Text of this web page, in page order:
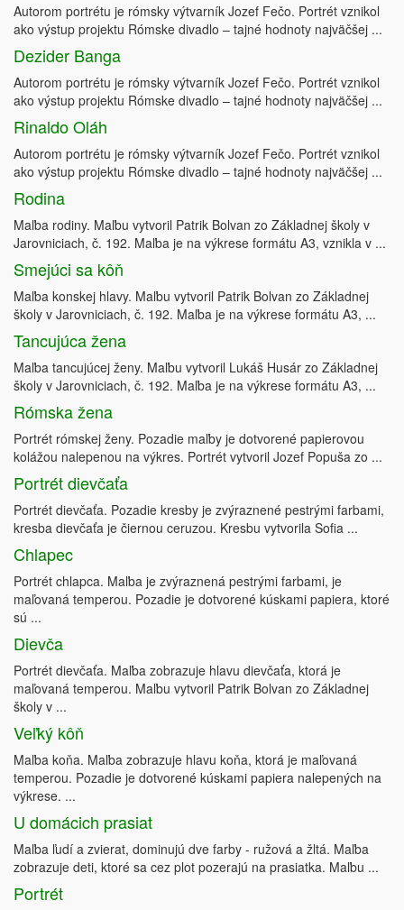
Autorom portrétu je rómsky výtvarník Jozef Fečo. Portrét vznikol
ako výstup projektu Rómske divadlo – tajné hodnoty najväčšej ...
Dezider Banga
Autorom portrétu je rómsky výtvarník Jozef Fečo. Portrét vznikol
ako výstup projektu Rómske divadlo – tajné hodnoty najväčšej ...
Rinaldo Oláh
Autorom portrétu je rómsky výtvarník Jozef Fečo. Portrét vznikol
ako výstup projektu Rómske divadlo – tajné hodnoty najväčšej ...
Rodina
Maľba rodiny. Maľbu vytvoril Patrik Bolvan zo Základnej školy v
Jarovniciach, č. 192. Maľba je na výkrese formátu A3, vznikla v ...
Smejúci sa kôň
Maľba konskej hlavy. Maľbu vytvoril Patrik Bolvan zo Základnej
školy v Jarovniciach, č. 192. Maľba je na výkrese formátu A3, ...
Tancujúca žena
Maľba tancujúcej ženy. Maľbu vytvoril Lukáš Husár zo Základnej
školy v Jarovniciach, č. 192. Maľba je na výkrese formátu A3, ...
Rómska žena
Portrét rómskej ženy. Pozadie maľby je dotvorené papierovou
kolážou nalepenou na výkres. Portrét vytvoril Jozef Popuša zo ...
Portrét dievčaťa
Portrét dievčaťa. Pozadie kresby je zvýraznené pestrými farbami,
kresba dievčaťa je čiernou ceruzou. Kresbu vytvorila Sofia ...
Chlapec
Portrét chlapca. Maľba je zvýraznená pestrými farbami, je
maľovaná temperou. Pozadie je dotvorené kúskami papiera, ktoré
sú ...
Dievča
Portrét dievčaťa. Maľba zobrazuje hlavu dievčaťa, ktorá je
maľovaná temperou. Maľbu vytvoril Patrik Bolvan zo Základnej
školy v ...
Veľký kôň
Maľba koňa. Maľba zobrazuje hlavu koňa, ktorá je maľovaná
temperou. Pozadie je dotvorené kúskami papiera nalepených na
výkrese. ...
U domácich prasiat
Maľba ľudí a zvierat, dominujú dve farby - ružová a žltá. Maľba
zobrazuje deti, ktoré sa cez plot pozerajú na prasiatka. Maľbu ...
Portrét